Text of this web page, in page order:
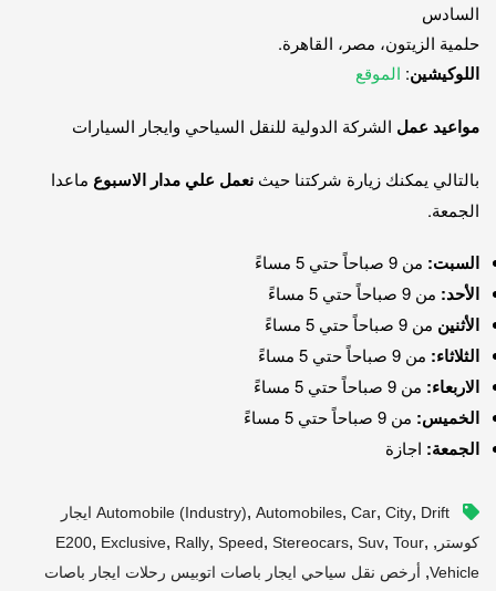
السادس
حلمية الزيتون، مصر، القاهرة.
اللوكيشين: الموقع
مواعيد عمل الشركة الدولية للنقل السياحي وايجار السيارات
بالتالي يمكنك زيارة شركتنا حيث نعمل علي مدار الاسبوع ماعدا
الجمعة.
السبت: من 9 صباحاً حتي 5 مساءً
الأحد: من 9 صباحاً حتي 5 مساءً
الأثنين من 9 صباحاً حتي 5 مساءً
الثلاثاء: من 9 صباحاً حتي 5 مساءً
الاربعاء: من 9 صباحاً حتي 5 مساءً
الخميس: من 9 صباحاً حتي 5 مساءً
الجمعة: اجازة
Automobile (industry), Automobiles, Car, City,
Drift ايجار
كوستر ,
E200, Exclusive, Rally, Speed, Stereocars, Suv, Tour,
Vehicle
, أرخص نقل سياحي ايجار باصات اتوبيس رحلات ايجار باصات